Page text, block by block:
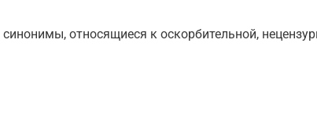
относящиеся к оскорбительной,